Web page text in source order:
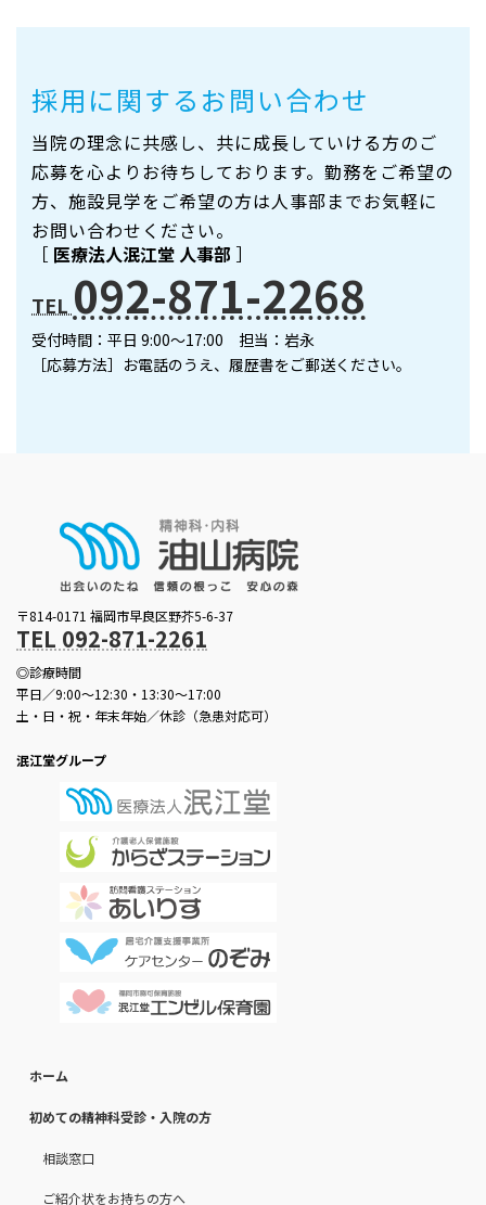
採用に関するお問い合わせ
当院の理念に共感し、共に成長していける方のご
応募を心よりお待ちしております。勤務をご希望の
方、施設見学をご希望の方は人事部までお気軽に
お問い合わせください。
［ 医療法人泯江堂 人事部 ］
TEL 092-871-2268
受付時間：平日 9:00～17:00 担当：岩永
［応募方法］お電話のうえ、履歴書をご郵送ください。
〒814-0171 福岡市早良区野芥5-6-37
TEL 092-871-2261
◎診療時間
平日／9:00～12:30・13:30～17:00
土・日・祝・年末年始／休診（急患対応可）
泯江堂グループ
ホーム
初めての精神科受診・入院の方
相談窓口
ご紹介状をお持ちの方へ